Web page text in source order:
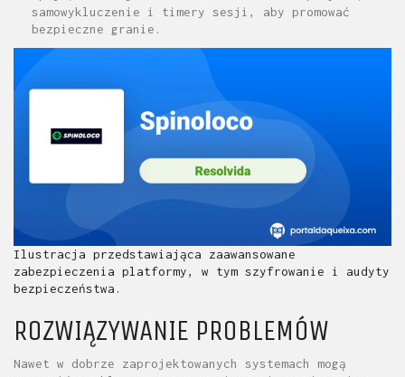
samowykluczenie i timery sesji, aby promować
bezpieczne granie.
Ilustracja przedstawiająca zaawansowane
zabezpieczenia platformy, w tym szyfrowanie i audyty
bezpieczeństwa.
ROZWIĄZYWANIE PROBLEMÓW
Nawet w dobrze zaprojektowanych systemach mogą